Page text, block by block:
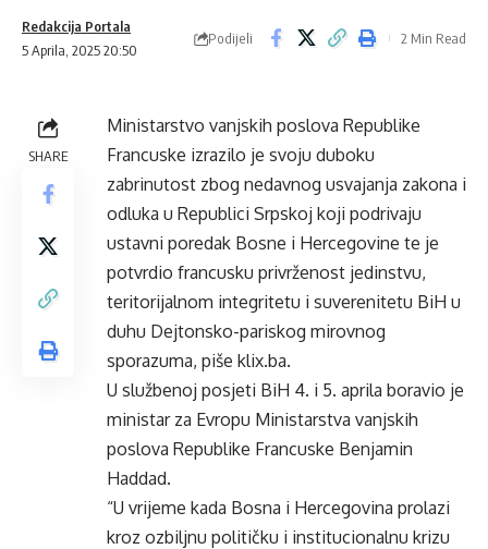
5 Aprila, 2025 20:50
Redakcija Portala
Podijeli 2 Min Read
SHARE
Ministarstvo vanjskih poslova Republike
Francuske izrazilo je svoju duboku
zabrinutost zbog nedavnog usvajanja zakona i
odluka u Republici Srpskoj koji podrivaju
ustavni poredak Bosne i Hercegovine te je
potvrdio francusku privrženost jedinstvu,
teritorijalnom integritetu i suverenitetu BiH u
duhu Dejtonsko-pariskog mirovnog
sporazuma, piše klix.ba.
U službenoj posjeti BiH 4. i 5. aprila boravio je
ministar za Evropu Ministarstva vanjskih
poslova Republike Francuske Benjamin
Haddad.
“U vrijeme kada Bosna i Hercegovina prolazi
kroz ozbiljnu političku i institucionalnu krizu